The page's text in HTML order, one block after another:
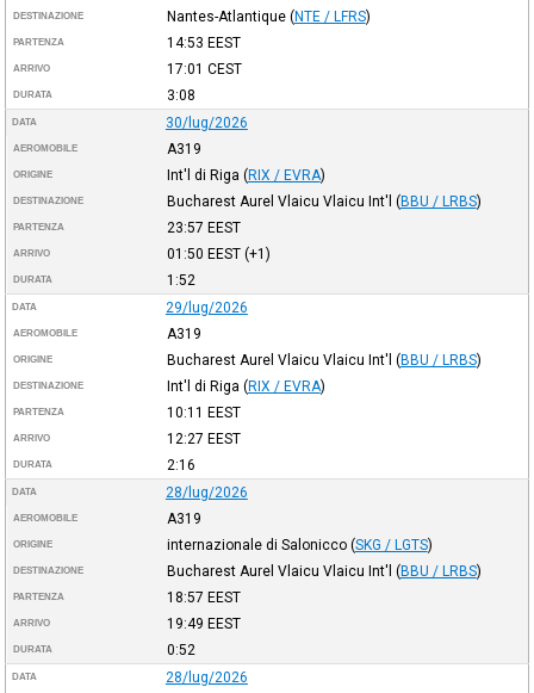
DESTINAZIONE Nantes-Atlantique (NTE / LFRS)
PARTENZA 14:53 EEST
ARRIVO 17:01 CEST
DURATA 3:08
DATA 30/lug/2026
AEROMOBILE A319
ORIGINE Int'l di Riga (RIX / EVRA)
DESTINAZIONE Bucharest Aurel Vlaicu Vlaicu Int'l (BBU / LRBS)
PARTENZA 23:57 EEST
ARRIVO 01:50 EEST(+1)
DURATA 1:52
DATA 29/lug/2026
AEROMOBILE A319
ORIGINE Bucharest Aurel Vlaicu Vlaicu Int'l (BBU / LRBS)
DESTINAZIONE Int'l di Riga (RIX / EVRA)
PARTENZA 10:11 EEST
ARRIVO 12:27 EEST
DURATA 2:16
DATA 28/lug/2026
AEROMOBILE A319
ORIGINE internazionale di Salonicco (SKG / LGTS)
DESTINAZIONE Bucharest Aurel Vlaicu Vlaicu Int'l (BBU / LRBS)
PARTENZA 18:57 EEST
ARRIVO 19:49 EEST
DURATA 0:52
DATA 28/lug/2026